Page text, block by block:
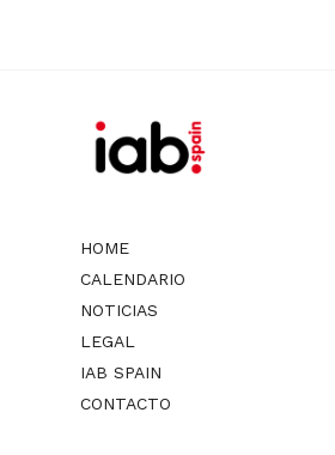
HOME
CALENDARIO
NOTICIAS
LEGAL
IAB SPAIN
CONTACTO